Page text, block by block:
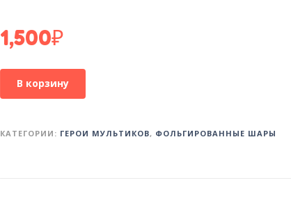
1,500₽
В корзину
КАТЕГОРИИ: ГЕРОИ МУЛЬТИКОВ, ФОЛЬГИРОВАННЫЕ ШАРЫ